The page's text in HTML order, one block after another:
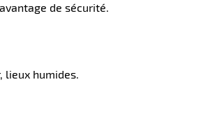
de sécurité.
lieux humides.